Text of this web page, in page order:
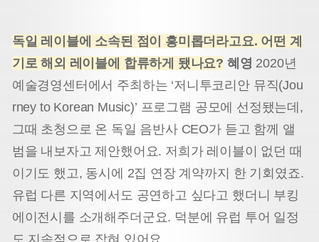
독일 레이블에 소속된 점이 흥미롭더라고요. 어떤 계
기로 해외 레이블에 합류하게 됐나요? 혜영 2020년
예술경영센터에서 주최하는 ‘저니투코리안 뮤직(Jou
rney to Korean Music)’ 프로그램 공모에 선정됐는데,
그때 초청으로 온 독일 음반사 CEO가 듣고 함께 앨
범을 내보자고 제안했어요. 저희가 레이블이 없던 때
이기도 했고, 동시에 2집 연장 계약까지 한 기회였죠.
유럽 다른 지역에서도 공연하고 싶다고 했더니 부킹
에이전시를 소개해주더군요. 덕분에 유럽 투어 일정
도 지속적으로 잡혀 있어요.